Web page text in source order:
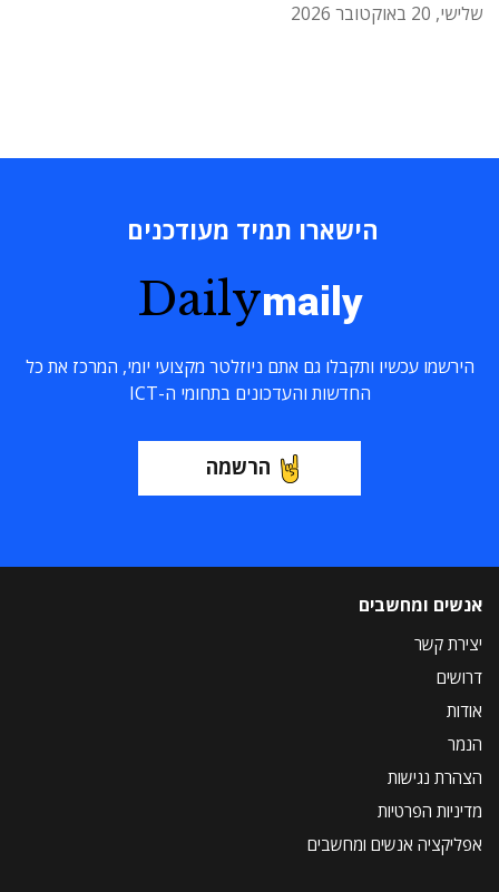
שלישי, 20 באוקטובר 2026
הישארו תמיד מעודכנים
Dailymaily
הירשמו עכשיו ותקבלו גם אתם ניוזלטר מקצועי יומי, המרכז את כל
החדשות והעדכונים בתחומי ה-ICT
הרשמה
אנשים ומחשבים
יצירת קשר
דרושים
אודות
הנמר
הצהרת נגישות
מדיניות הפרטיות
אפליקציה אנשים ומחשבים